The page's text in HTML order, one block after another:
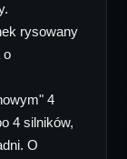
rysowany
o
4
4 silników,
O